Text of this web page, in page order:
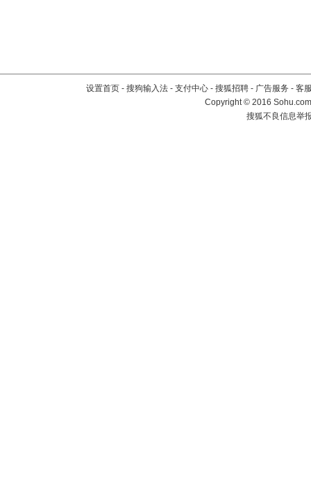
设置首页 - 搜狗输入法 - 支付中心 - 搜狐招聘 - 广告服务 - 客
Copyright©2016
搜狐不良信息举